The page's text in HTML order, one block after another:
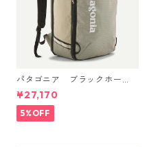
パタゴニア ブラックホー
ル・ミニ・MLC 30L Weather
ed Stone 49266 日本正規品
¥27,170
5%OFF